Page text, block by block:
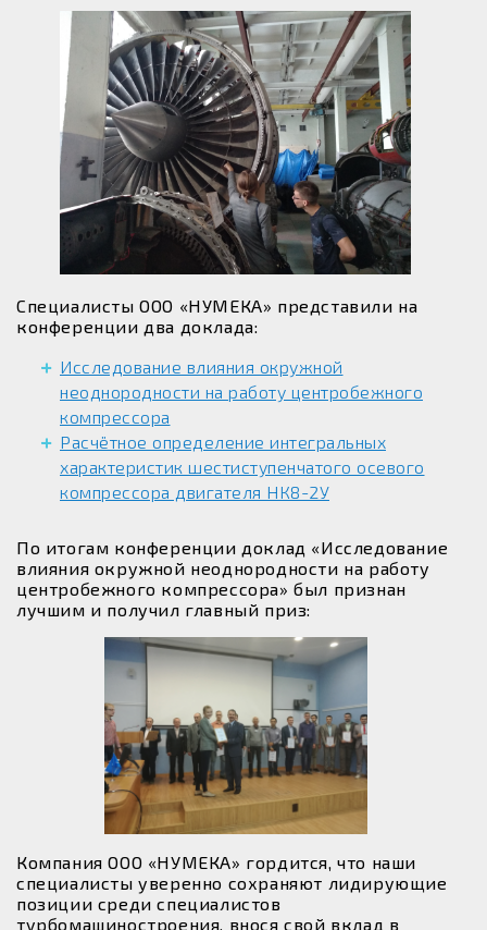
Специалисты ООО «НУМЕКА» представили на
конференции два доклада:
Исследование влияния окружной
неоднородности на работу центробежного
компрессора
Расчётное определение интегральных
характеристик шестиступенчатого осевого
компрессора двигателя НК8-2У
По итогам конференции доклад «Исследование
влияния окружной неоднородности на работу
центробежного компрессора» был признан
лучшим и получил главный приз:
Компания ООО «НУМЕКА» гордится, что наши
специалисты уверенно сохраняют лидирующие
позиции среди специалистов
турбомашиностроения, внося свой вклад в